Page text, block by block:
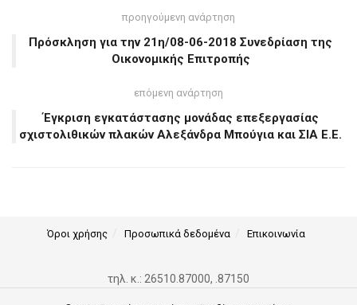
προηγούμενη ανάρτηση
Πρόσκληση για την 21η/08-06-2018 Συνεδρίαση της
Οικονομικής Επιτροπής
επόμενη ανάρτηση
Έγκριση εγκατάστασης μονάδας επεξεργασίας
σχιστολιθικών πλακών Αλεξάνδρα Μπούγια και ΣΙΑ Ε.Ε.
Όροι χρήσης Προσωπικά δεδομένα Επικοινωνία
τηλ. κ.: 26510.87000, .87150